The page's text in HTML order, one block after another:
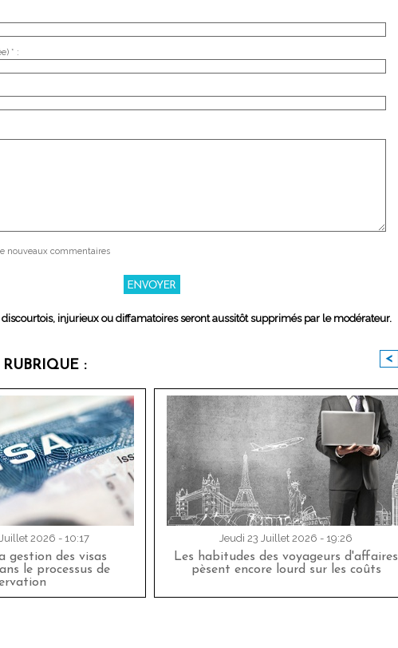
* :
nouveaux commentaires
injurieux ou diffamatoires seront aussitôt supprimés par le modérateur.
: <
2026 - 10:17
gestion des visas
le processus de
Jeudi 23 Juillet 2026 - 19:26
Les habitudes des voyageurs d'affaires
pèsent encore lourd sur les coûts